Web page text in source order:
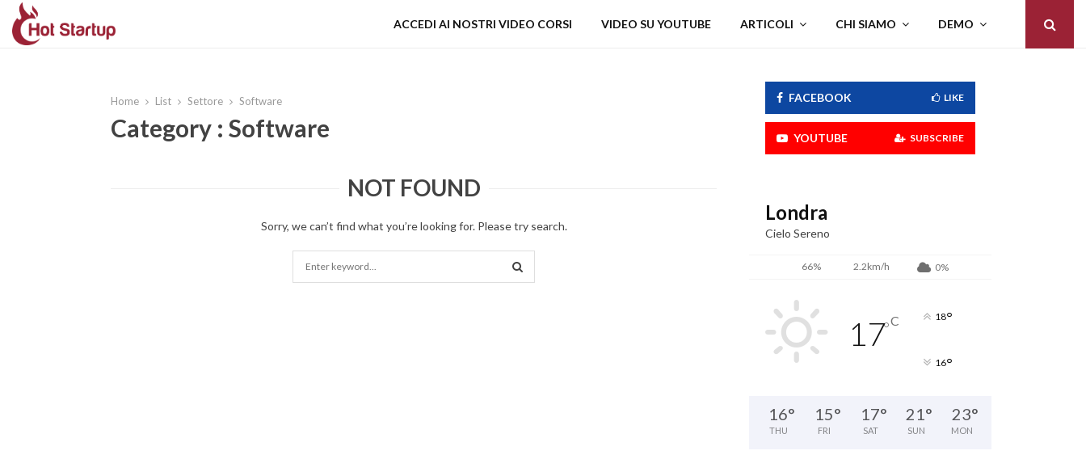
ACCEDI AI NOSTRI VIDEO CORSI VIDEO SU YOUTUBE ARTICOLI CHI SIAMO DEMO
Home List Settore Software
Category : Software
NOT FOUND
Sorry, we can’t find what you’re looking for. Please try search.
FACEBOOK LIKE
YOUTUBE SUBSCRIBE
Londra
Cielo Sereno
66% 2.2km/h 0%
17°C 18°
16°
16°
THU
15°
FRI
17°
SAT
21°
SUN
23°
MON